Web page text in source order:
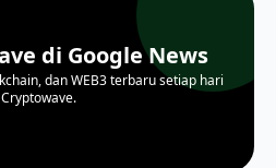
di Google News
dan WEB3 terbaru setiap hari